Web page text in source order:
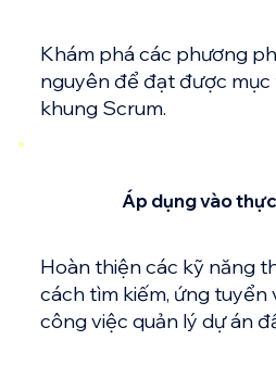
Khám phá các phương
nguyên để đạt được mục
khung Scrum.
Áp dụng vào
Hoàn thiện các kỹ năng
cách tìm kiếm, ứng tuyển
công việc quản lý dự án